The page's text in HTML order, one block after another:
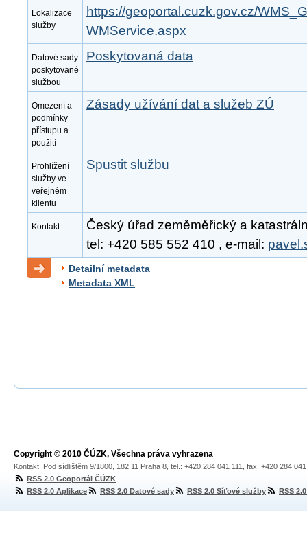
Lokalizace
služby
https://geoportal.cuzk.gov.cz/
WMService.aspx
Datové sady
poskytované
službou
Poskytovaná data
Omezení a
podmínky
přístupu a
použití
Zásady užívání dat a služeb ZÚ
Prohlížení
služby ve
veřejném
klientu
Spustit službu
Kontakt
Český úřad zeměměřický a
tel: +420 585 552 410 , e-mail:
Detailní metadata
Metadata XML
Copyright © 2010 ČÚZK, Všechna práva vyhrazena
Kontakt: Pod sídlištěm 9/1800, 182 11 Praha 8, tel.: +420 284 041 111, fax: +420 284
RSS 2.0 Geoportál ČÚZK
RSS 2.0 Aplikace
RSS 2.0 Datové sady RSS 2.0 Síťové služby RSS